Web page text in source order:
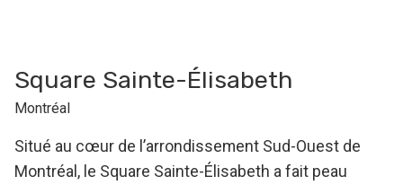
Square Sainte-Élisabeth
Montréal
Situé au cœur de l’arrondissement Sud-Ouest de
Montréal, le Square Sainte-Élisabeth a fait peau